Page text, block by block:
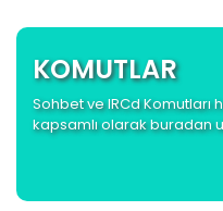
KOMUTLAR
Sohbet ve IRCd
kapsamlı olarak buradan